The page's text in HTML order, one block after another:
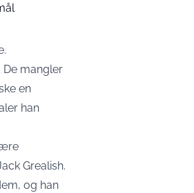
De mangler
en
han
Grealish.
og han